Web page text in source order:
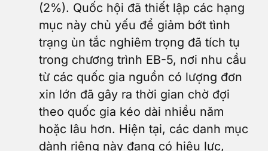
(2%). Quốc hội đã thiết lập các hạng
mục này chủ yếu để giảm bớt tình
trạng ùn tắc nghiêm trọng đã tích tụ
trong chương trình EB-5, nơi nhu cầu
từ các quốc gia nguồn có lượng đơn
xin lớn đã gây ra thời gian chờ đợi
theo quốc gia kéo dài nhiều năm
hoặc lâu hơn. Hiện tại, các danh mục
dành riêng này đang có hiệu lực,